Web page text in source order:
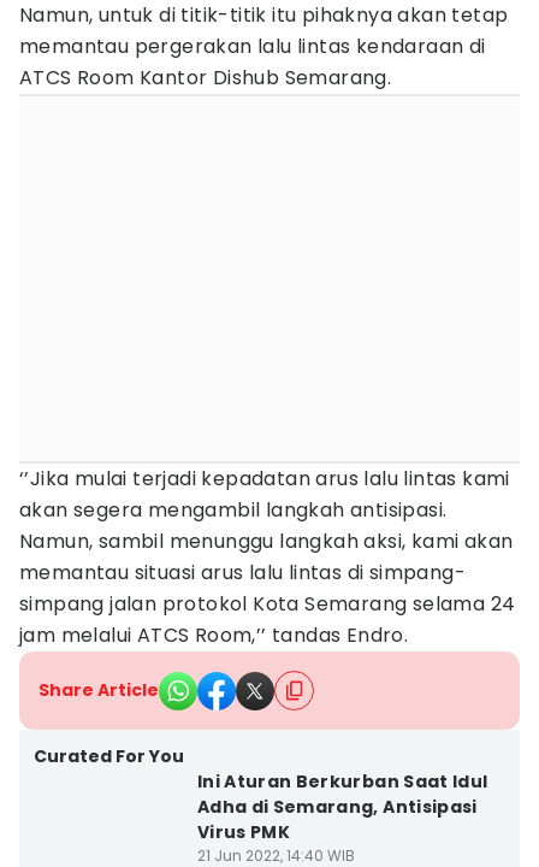
Namun, untuk di titik-titik itu pihaknya akan tetap
memantau pergerakan lalu lintas kendaraan di
ATCS Room Kantor Dishub Semarang.
‘’Jika mulai terjadi kepadatan arus lalu lintas kami
akan segera mengambil langkah antisipasi.
Namun, sambil menunggu langkah aksi, kami akan
memantau situasi arus lalu lintas di simpang-
simpang jalan protokol Kota Semarang selama 24
jam melalui ATCS Room,’’ tandas Endro.
Share Article
Curated For You
Ini Aturan Berkurban Saat Idul
Adha di Semarang, Antisipasi
Virus PMK
21 Jun 2022, 14:40 WIB